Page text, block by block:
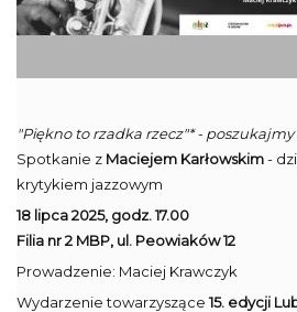
"Piękno to rzadka rzecz"* - poszukajmy
Spotkanie z Maciejem Karłowskim-
krytykiem jazzowym
18 lipca 2025, godz. 17.00
Filia nr 2 MBP, ul. Peowiaków 12
Prowadzenie: Maciej Krawczyk
Wydarzenie towarzyszące15. edycji